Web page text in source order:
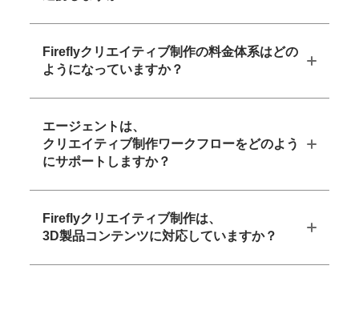
Fireflyクリエイティブ制作の料金体系はどの
ようになっていますか？
エージェントは、
クリエイティブ制作ワークフローをどのよう
にサポートしますか？
Fireflyクリエイティブ制作は、
3D製品コンテンツに対応していますか？